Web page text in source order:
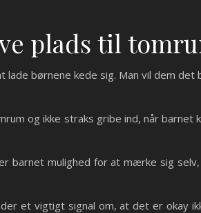
plads til
børnene kede sig. Man vil dem
og ikke straks gribe ind, når
barnet mulighed for at mærke sig
et vigtigt signal om, at det er okay